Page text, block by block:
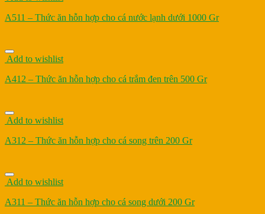
A511 – Thức ăn hỗn hợp cho cá nước lạnh dưới 1000 Gr
Add to wishlist
A412 – Thức ăn hỗn hợp cho cá trắm đen trên 500 Gr
Add to wishlist
A312 – Thức ăn hỗn hợp cho cá song trên 200 Gr
Add to wishlist
A311 – Thức ăn hỗn hợp cho cá song dưới 200 Gr